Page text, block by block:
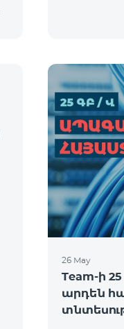
26 May
Team-ի
արդեն